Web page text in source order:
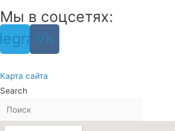
Мы в соцсетях:
Vk
Карта сайта
Search